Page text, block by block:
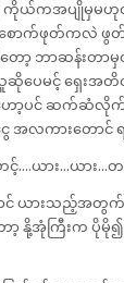
ကိုယ်ကအပျိုမှမ
ောက်ဖုတ်ကလဲ ဖွ
ော့ ဘာဆန်းတာ
ပေမင့် ရှေးအ
ဟော့ပင် ဆက်ဆံလို
အလကားတောင် ရ
….ယား…ယား…
င် ယားသည့်အ
နို့အုံကြီးက ပိုမို